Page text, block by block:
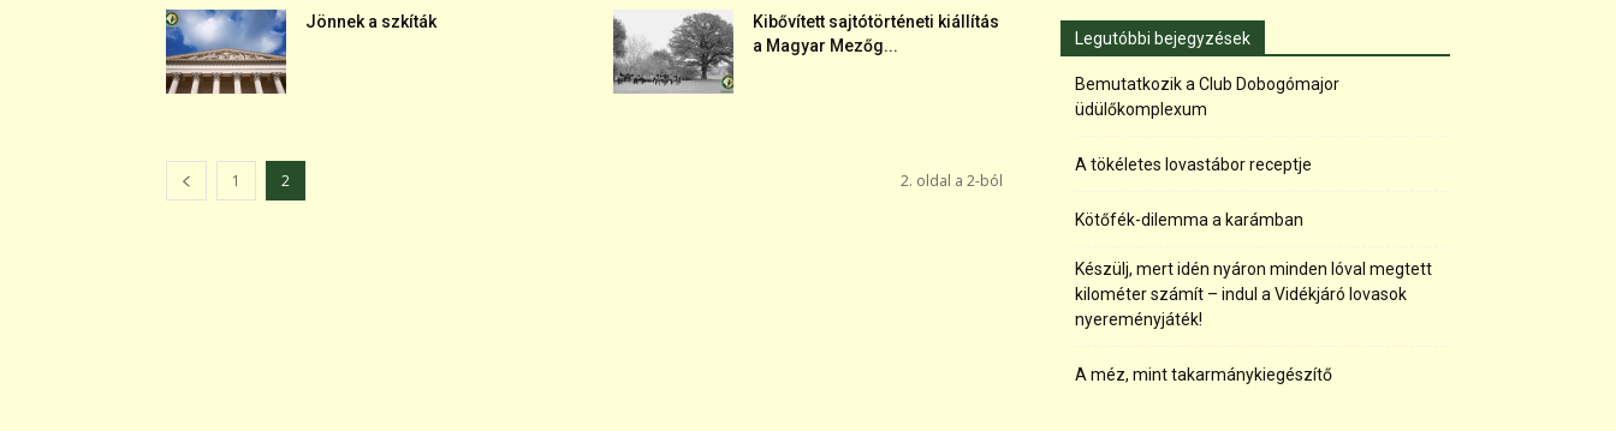
Jönnek a szkíták
Kibővített sajtótörténeti kiállítás
a Magyar Mezőg...
1 2 2. oldal a 2-ból
Legutóbbi bejegyzések
Bemutatkozik a Club Dobogómajor
üdülőkomplexum
A tökéletes lovastábor receptje
Kötőfék-dilemma a karámban
Készülj, mert idén nyáron minden lóval megtett
kilométer számít – indul a Vidékjáró lovasok
nyereményjáték!
A méz, mint takarmánykiegészítő